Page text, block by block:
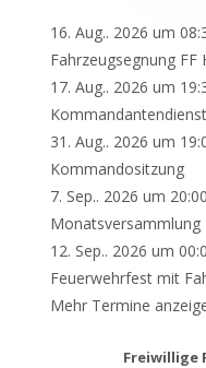
16. Aug.. 2026 um
Fahrzeugsegnung FF
17. Aug.. 2026 um
31. Aug.. 2026 um
Kommandositzung
7. Sep.. 2026 um
Monatsversammlung
12. Sep.. 2026 um
Feuerwehrfest mit
Mehr Termine
Freiwillige